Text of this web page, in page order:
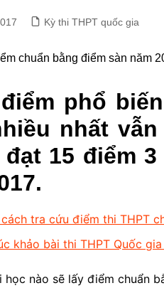
Kỳ thi THPT quốc gia
phổ
nhất vẫn
15 điểm
tra cứu điểm thi THPT
khảo bài thi THPT Quốc gia